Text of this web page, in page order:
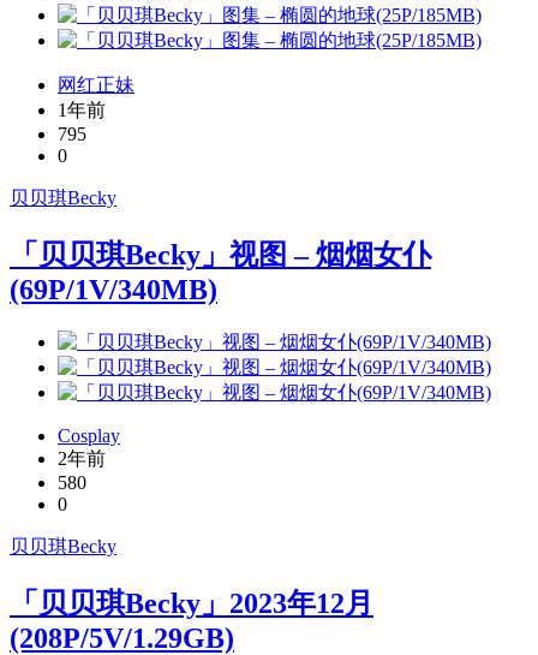
网红正妹
1年前
795
0
贝贝琪Becky
「贝贝琪Becky」视图 – 烟烟女仆
(69P/1V/340MB)
Cosplay
2年前
580
0
贝贝琪Becky
「贝贝琪Becky」2023年12月
(208P/5V/1.29GB)